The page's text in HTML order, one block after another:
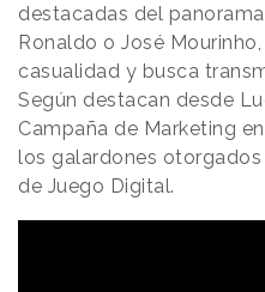
destacadas del
Ronaldo o José
casualidad y busca
Según destacan desde
Campaña de Marketing
los galardones
de Juego Digital.